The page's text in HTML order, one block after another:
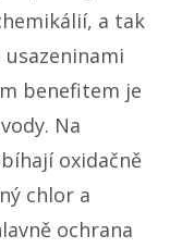
a tak
benefitem je
Na
oxidačně
chlor a
ochrana